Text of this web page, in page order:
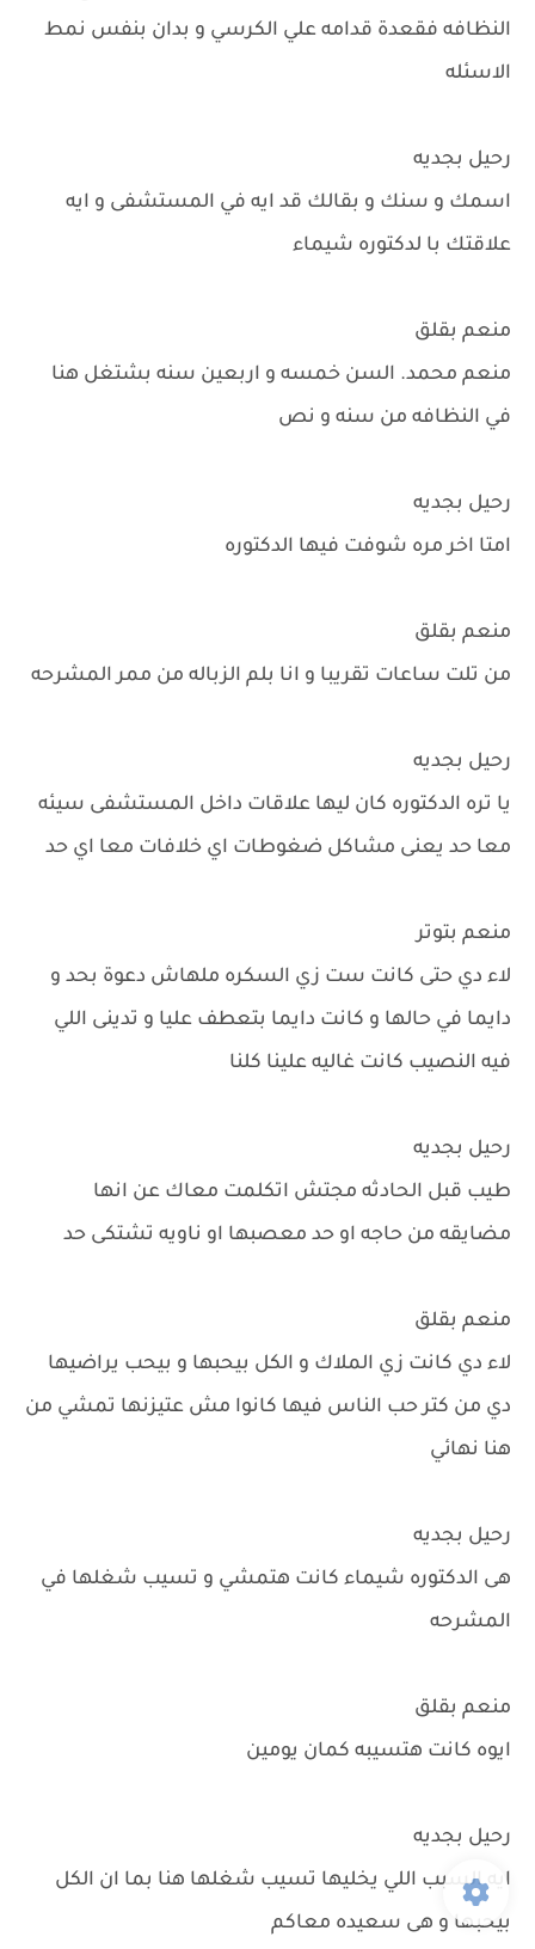
النظافه فقعدة قدامه علي الكرسي و بدان بنفس نمط
الاسئله
رحيل بجديه
اسمك و سنك و بقالك قد ايه في المستشفى و ايه
علاقتك با لدكتوره شيماء
منعم بقلق
منعم محمد. السن خمسه و اربعين سنه بشتغل هنا
في النظافه من سنه و نص
رحيل بجديه
امتا اخر مره شوفت فيها الدكتوره
منعم بقلق
من تلت ساعات تقريبا و انا بلم الزباله من ممر المشرحه
رحيل بجديه
يا تره الدكتوره كان ليها علاقات داخل المستشفى سيئه
معا حد يعنى مشاكل ضغوطات اي خلافات معا اي حد
منعم بتوتر
لاء دي حتى كانت ست زي السكره ملهاش دعوة بحد و
دايما في حالها و كانت دايما بتعطف عليا و تدينى اللي
فيه النصيب كانت غاليه علينا كلنا
رحيل بجديه
طيب قبل الحادثه مجتش اتكلمت معاك عن انها
مضايقه من حاجه او حد معصبها او ناويه تشتكى حد
منعم بقلق
لاء دي كانت زي الملاك و الكل بيحبها و بيحب يراضيها
دي من كتر حب الناس فيها كانوا مش عتيزنها تمشي من
هنا نهائي
رحيل بجديه
هى الدكتوره شيماء كانت هتمشي و تسيب شغلها في
المشرحه
منعم بقلق
ايوه كانت هتسيبه كمان يومين
رحيل بجديه
ايه السبب اللي يخليها تسيب شغلها هنا بما ان الكل
بيحبها و هى سعيده معاكم